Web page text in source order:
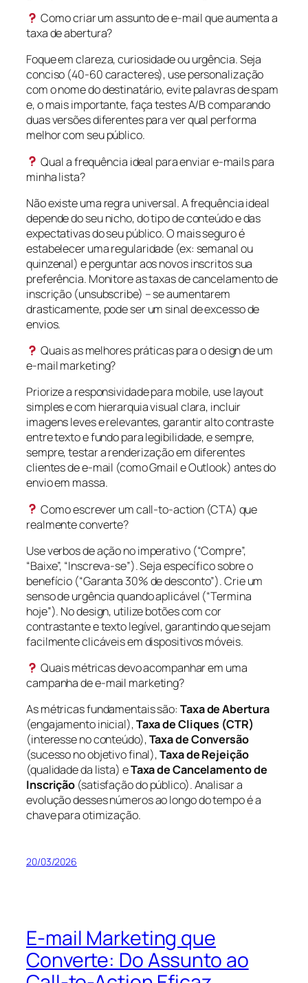
Como criar um assunto de e-mail que aumenta a
taxa de abertura?
Foque em clareza, curiosidade ou urgência. Seja
conciso (40-60 caracteres), use personalização
com o nome do destinatário, evite palavras de spam
e, o mais importante, faça testes A/B comparando
duas versões diferentes para ver qual performa
melhor com seu público.
Qual a frequência ideal para enviar e-mails para
minha lista?
Não existe uma regra universal. A frequência ideal
depende do seu nicho, do tipo de conteúdo e das
expectativas do seu público. O mais seguro é
estabelecer uma regularidade (ex: semanal ou
quinzenal) e perguntar aos novos inscritos sua
preferência. Monitore as taxas de cancelamento de
inscrição (unsubscribe) – se aumentarem
drasticamente, pode ser um sinal de excesso de
envios.
Quais as melhores práticas para o design de um
e-mail marketing?
Priorize a responsividade para mobile, use layout
simples e com hierarquia visual clara, incluir
imagens leves e relevantes, garantir alto contraste
entre texto e fundo para legibilidade, e sempre,
sempre, testar a renderização em diferentes
clientes de e-mail (como Gmail e Outlook) antes do
envio em massa.
Como escrever um call-to-action (CTA) que
realmente converte?
Use verbos de ação no imperativo (“Compre”,
“Baixe”, “Inscreva-se”). Seja específico sobre o
benefício (“Garanta 30% de desconto”). Crie um
senso de urgência quando aplicável (“Termina
hoje”). No design, utilize botões com cor
contrastante e texto legível, garantindo que sejam
facilmente clicáveis em dispositivos móveis.
Quais métricas devo acompanhar em uma
campanha de e-mail marketing?
As métricas fundamentais são: Taxa de Abertura
(engajamento inicial),Taxa de Cliques (CTR)
(interesse no conteúdo),Taxa de Conversão
(sucesso no objetivo final),Taxa de Rejeição
(qualidade da lista) eTaxa de Cancelamento de
Inscrição (satisfação do público). Analisar a
evolução desses números ao longo do tempo é a
chave para otimização.
20/03/2026
E-mail Marketing que
Converte: Do Assunto ao